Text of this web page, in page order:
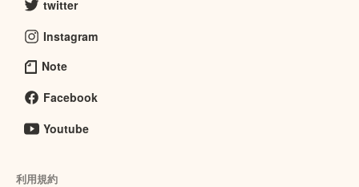
twitter
Instagram
Note
Facebook
Youtube
利用規約